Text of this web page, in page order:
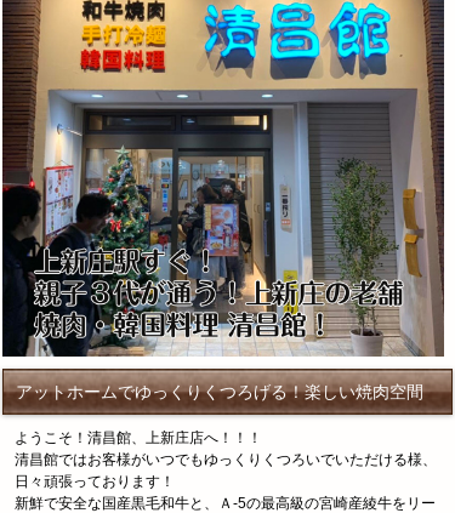
アットホームでゆっくりくつろげる！楽しい焼肉空間
ようこそ！清昌館、上新庄店へ！！！
清昌館ではお客様がいつでもゆっくりくつろいでいただける様、
日々頑張っております！
新鮮で安全な国産黒毛和牛と、Ａ-5の最高級の宮崎産綾牛をリー